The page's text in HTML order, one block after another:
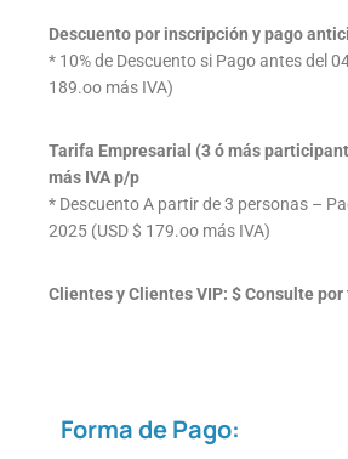
Descuento por inscripción y pago
* 10% de Descuento si Pago antes del
189.oo más IVA)
Tarifa Empresarial (3 ó más
más IVA p/p
* Descuento A partir de 3 personas –
2025 (USD $ 179.oo más IVA)
Clientes y Clientes VIP: $ Consulte
Forma de Pago: